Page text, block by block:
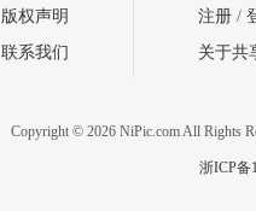
版权声明
联系我们
注册 /
关于共
Copyright © 2026 NiPic.com All Rights
浙ICP备